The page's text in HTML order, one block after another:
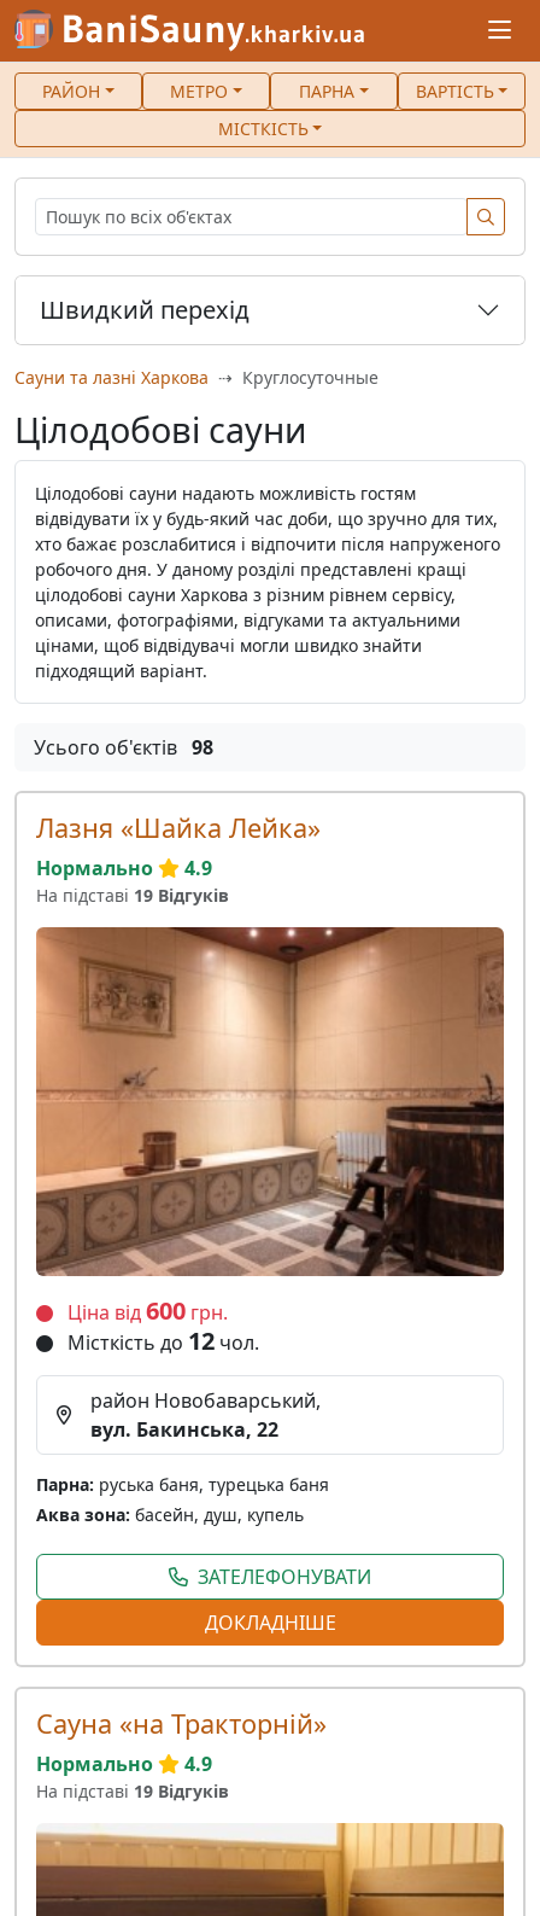
РАЙОН МЕТРО ПАРНА
ВАРТІСТЬ
МІСТКІСТЬ
Сауни та лазні Харкова Круглосуточные
Цілодобові сауни
Цілодобові сауни надають можливість гостям
відвідувати їх у будь-який час доби, що зручно для тих,
хто бажає розслабитися і відпочити після напруженого
робочого дня. У даному розділі представлені кращі
цілодобові сауни Харкова з різним рівнем сервісу,
описами, фотографіями, відгуками та актуальними
цінами, щоб відвідувачі могли швидко знайти
підходящий варіант.
Усього об'єктів 98
Лазня «Шайка Лейка»
Нормально 4.9
На підставі 19 Відгуків
Ціна від600 грн.
Місткість до 12 чол.
район Новобаварський,
вул. Бакинська, 22
Парна: руська баня, турецька баня
Аква зона: басейн, душ, купель
ЗАТЕЛЕФОНУВАТИ
ДОКЛАДНІШЕ
Сауна «на Тракторній»
Нормально 4.9
На підставі 19 Відгуків
Швидкий перехід